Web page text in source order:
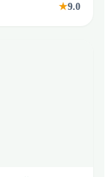
★9.0